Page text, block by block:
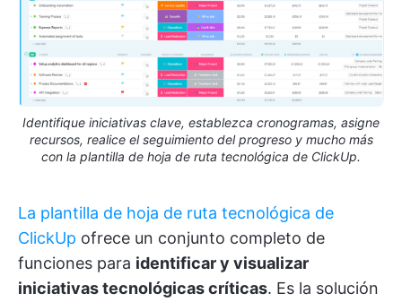
Identifique iniciativas clave, establezca cronogramas, asigne
recursos, realice el seguimiento del progreso y mucho más
con la plantilla de hoja de ruta tecnológica de ClickUp.
La plantilla de hoja de ruta tecnológica de
ClickUp ofrece un conjunto completo de
funciones para identificar y visualizar
iniciativas tecnológicas críticas. Es la solución